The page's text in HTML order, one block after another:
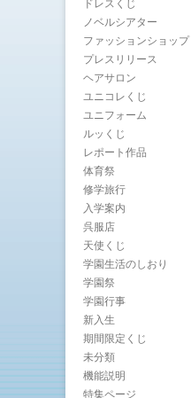
ドレスくじ
ノベルシアター
ファッションショップ
プレスリリース
ヘアサロン
ユニコレくじ
ユニフォーム
ルッくじ
レポート作品
体育祭
修学旅行
入学案内
呉服店
天使くじ
学園生活のしおり
学園祭
学園行事
新入生
期間限定くじ
未分類
機能説明
特集ページ